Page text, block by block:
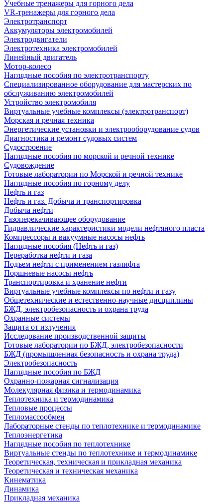
Учебные тренажеры для горного дела
VR-тренажеры для горного дела
Электротранспорт
Аккумуляторы электромобилей
Электродвигатели
Электротехника электромобилей
Линейный двигатель
Мотор-колесо
Наглядные пособия по электротранспорту
Специализированное оборудование для мастерских по
обслуживанию электромобилей
Устройство электромобиля
Виртуальные учебные комплексы (электротранспорт)
Морская и речная техника
Энергетические установки и электрооборудование судов
Диагностика и ремонт судовых систем
Судостроение
Наглядные пособия по морской и речной технике
Судовождение
Готовые лаборатории по Морской и речной технике
Наглядные пособия по горному делу
Нефть и газ
Нефть и газ. Добыча и транспортировка
Добыча нефти
Газоперекачивающее оборудование
Гидравлические характеристики модели нефтяного пласта
Компрессоры и вакуумные насосы нефть
Наглядные пособия (Нефть и газ)
Переработка нефти и газа
Подъем нефти с применением газлифта
Поршневые насосы нефть
Транспортировка и хранение нефти
Виртуальные учебные комплексы по нефти и газу
Общетехнические и естественно-научные дисциплины
БЖД, электробезопасность и охрана труда
Охранные системы
Защита от излучения
Исследование производственной защиты
Готовые лаборатории по БЖД, электробезопасности
БЖД (промышленная безопасность и охрана труда)
Электробезопасность
Наглядные пособия по БЖД
Охранно-пожарная сигнализация
Молекулярная физика и термодинамика
Теплотехника и термодинамика
Тепловые процессы
Тепломассообмен
Лабораторные стенды по теплотехнике и термодинамике
Теплоэнергетика
Наглядные пособия по теплотехнике
Виртуальные стенды по теплотехнике и термодинамике
Теоретическая, техническая и прикладная механика
Теоретическая и техническая механика
Кинематика
Динамика
Прикладная механика